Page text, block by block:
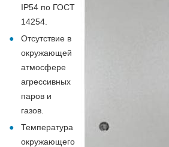
IP54 по ГОСТ
14254.
Отсутствие в
окружающей
атмосфере
агрессивных
паров и
газов.
Температура
окружающего